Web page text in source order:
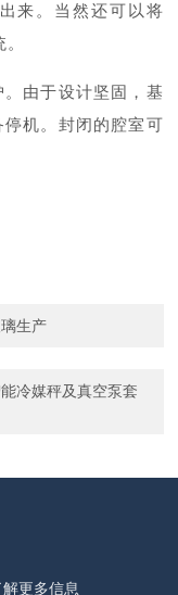
来。当然还可以将
由于设计坚固，基
机。封闭的腔室可
生产
冷媒秤及真空泵套
更多信息